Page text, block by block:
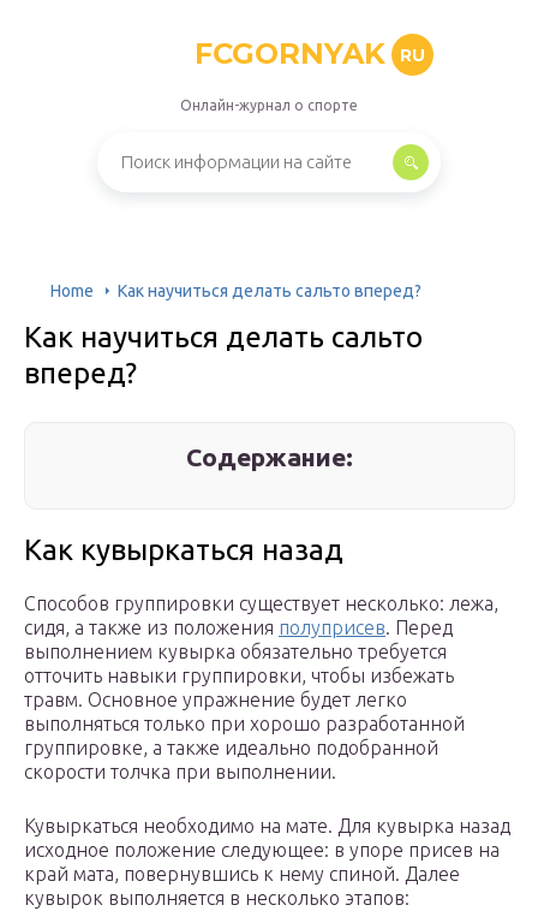
FCGORNYAK RU
Онлайн-журнал о спорте
Home Как научиться делать сальто вперед?
Как научиться делать сальто
вперед?
Содержание:
Как кувыркаться назад
Способов группировки существует несколько: лежа,
сидя, а также из положения полуприсев. Перед
выполнением кувырка обязательно требуется
отточить навыки группировки, чтобы избежать
травм. Основное упражнение будет легко
выполняться только при хорошо разработанной
группировке, а также идеально подобранной
скорости толчка при выполнении.
Кувыркаться необходимо на мате. Для кувырка назад
исходное положение следующее: в упоре присев на
край мата, повернувшись к нему спиной. Далее
кувырок выполняется в несколько этапов: